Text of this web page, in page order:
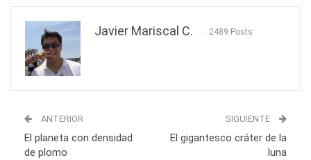
Javier Mariscal C. 2489 Posts
ANTERIOR
El planeta con densidad
de plomo
SIGUIENTE
El gigantesco cráter de la
luna